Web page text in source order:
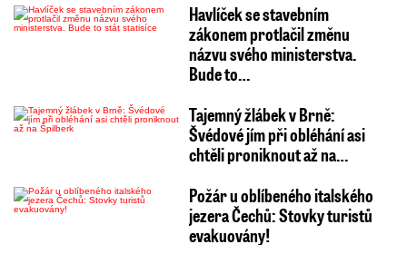
Havlíček se stavebním
zákonem protlačil změnu
názvu svého ministerstva.
Bude to…
Tajemný žlábek v Brně:
Švédové jím při obléhání asi
chtěli proniknout až na…
Požár u oblíbeného italského
jezera Čechů: Stovky turistů
evakuovány!